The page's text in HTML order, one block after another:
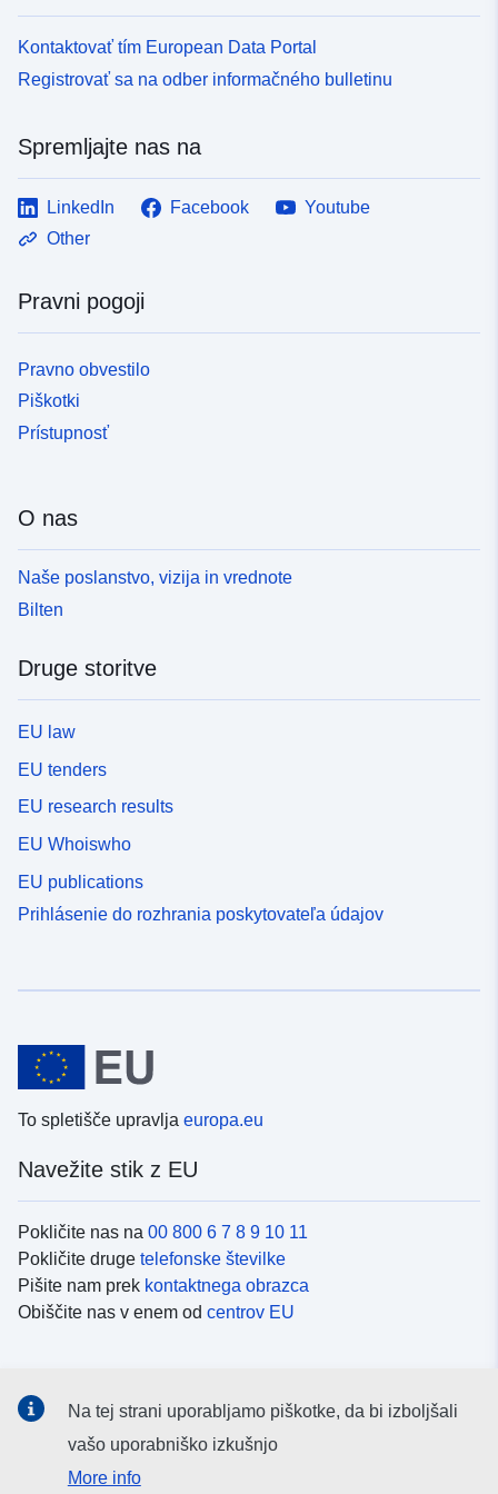
Kontaktovať tím European Data Portal
Registrovať sa na odber informačného bulletinu
Spremljajte nas na
LinkedIn Facebook
Youtube
Other
Pravni pogoji
Pravno obvestilo
Piškotki
Prístupnosť
O nas
Naše poslanstvo, vizija in vrednote
Bilten
Druge storitve
EU law
EU tenders
EU research results
EU Whoiswho
EU publications
Prihlásenie do rozhrania poskytovateľa údajov
To spletišče upravlja europa.eu
Navežite stik z EU
Pokličite nas na 00 800 6 7 8 9 10 11
Pokličite druge telefonske številke
Pišite nam prek kontaktnega obrazca
Obiščite nas v enem od centrov EU
Iskanje podružbenih medijih EU
Na tej strani uporabljamo piškotke, da bi izboljšali
vašo uporabniško izkušnjo
More info